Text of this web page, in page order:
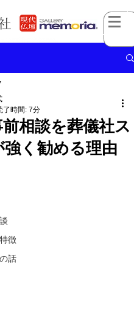
徴
話
相談を葬儀社ス
く勧める理由
了時間: 7分